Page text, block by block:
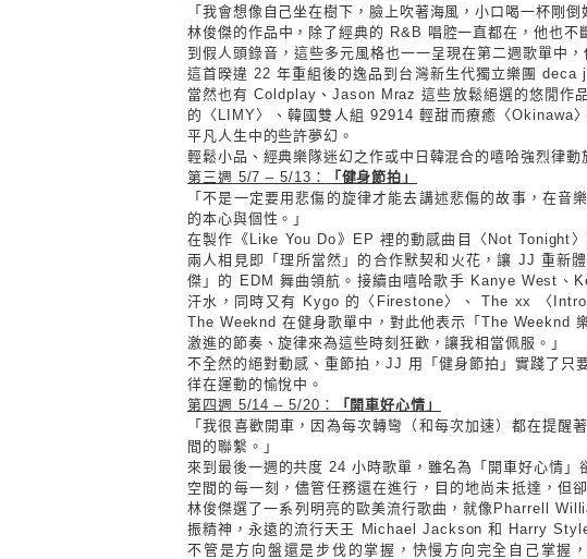
「我會想像自己坐在樹下，臉上吹著海風，小口喝一杯剛
林俊傑的作品中，除了經典的 R&B 唱腔一直都在，他也不
到假人頭錄音，這些多元風格也一一呈現在第二週歌單中
這首暌違 22年重組後的逸品到台灣新生代獨立樂團 deca
當然也有 Coldplay 、 Jason Mraz這些放鬆絕選的悠閒作
的〈 LIMY〉、韓國雙人組 92914輕甜而療癒〈Okinawa
平凡人生中的些許夢幻。
輕鬆小品、經典樂隊迷幻之作或中日韓混合的嘻哈強烈律
第三週 5/7 – 5/13 ：
「健身節拍」
「不是一定要用悲傷的旋律才能去講述悲傷的故事，在
的本心與個性。」
在製作《 Like You Do 》 EP 裡的動感曲目〈 Not Tonight
兩人相見即「理所當然」的合作默契和火花，讓 JJ 重新
傑」的
EDM 舞曲領航。接續由嘻哈歌手 Kanye West 、
汗水，同時又有 Kygo 的〈 Firestone〉、 The xx 〈 Intro
The Weeknd在健身歌單中，對此他表示「 The Weeknd
激進的節奏、旋律來為這些時刻狂歡，讓我相當佩服。」
不全然的絕對動感、重節拍，JJ 用「健身節拍」實踐了只
徉在運動的愉悅中。
第四週 5/14 – 5/20 ：
「開車好心情」
「我很喜歡開車，因為每次轉彎（和每次加速）都在提醒
間的聯繫。」
來到最後一週的共度 24 小時歌單，雖名為「開車好心情」
空間的每一刻，儘管任務還在進行，目的地尚未抵達，但
林俊傑選了一系列明亮的歐美流行歌曲，就像 Pharrell
振精神，永遠的流行天王
Michael Jackson和 Harry
不管是方向盤還是步伐的掌握，快慢方向完全自己掌握